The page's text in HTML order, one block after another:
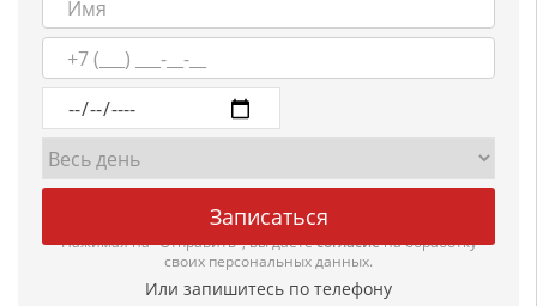
Нажимая на "Отправить", вы даетесогласиена обработку
своих персональных данных.
Или запишитесь по телефону